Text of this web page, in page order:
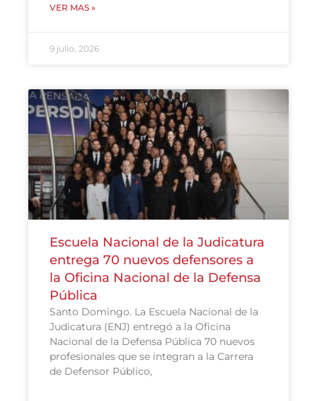
VER MAS »
9 julio, 2026
Escuela Nacional de la Judicatura
entrega 70 nuevos defensores a
la Oficina Nacional de la Defensa
Pública
Santo Domingo. La Escuela Nacional de la
Judicatura (ENJ) entregó a la Oficina
Nacional de la Defensa Pública 70 nuevos
profesionales que se integran a la Carrera
de Defensor Público,